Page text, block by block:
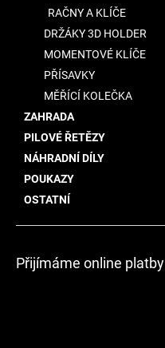
RAČNY A KLÍČE
DRŽÁKY 3D HOLDER
MOMENTOVÉ KLÍČE
PŘÍSAVKY
MĚŘÍCÍ KOLEČKA
ZAHRADA
PILOVÉ ŘETĚZY
NÁHRADNÍ DÍLY
POUKAZY
OSTATNÍ
Přijímáme online platby